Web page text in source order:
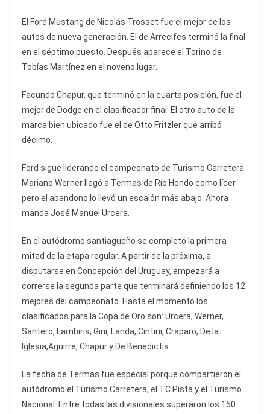
El Ford Mustang de Nicolás Trosset fue el mejor de los
autos de nueva generación. El de Arrecifes terminó la final
en el séptimo puesto. Después aparece el Torino de
Tobías Martínez en el noveno lugar.
Facundo Chapur, que terminó en la cuarta posición, fue el
mejor de Dodge en el clasificador final. El otro auto de la
marca bien ubicado fue el de Otto Fritzler que arribó
décimo.
Ford sigue liderando el campeonato de Turismo Carretera.
Mariano Werner llegó a Termas de Río Hondo como líder
pero el abandono lo llevó un escalón más abajo. Ahora
manda José Manuel Urcera.
En el autódromo santiagueño se completó la primera
mitad de la etapa regular. A partir de la próxima, a
disputarse en Concepción del Uruguay, empezará a
correrse la segunda parte que terminará definiendo los 12
mejores del campeonato. Hasta el momento los
clasificados para la Copa de Oro son: Urcera, Werner,
Santero, Lambiris, Gini, Landa, Cintini, Craparo, De la
Iglesia,Aguirre, Chapur y De Benedictis.
La fecha de Termas fue especial porque compartieron el
autódromo el Turismo Carretera, el TC Pista y el Turismo
Nacional. Entre todas las divisionales superaron los 150